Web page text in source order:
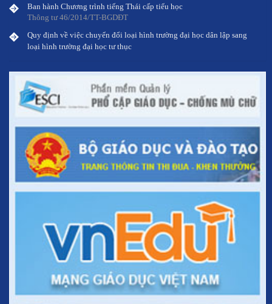
Thông tư 46/2014/TT-BGDĐT
Quy định về việc chuyển đổi loại hình trường đại học dân lập sang
loại hình trường đại học tư thục
Thông tư 45/2014/TT-BGDĐT
THCS
45/2014/TT-BGDĐT
Sở GDĐT tổ chức tập huấn mô hình trường học mới đối với lớp 6 cấp
1629/PGDĐT-CNTT - 21/10/2015
Ban hành Chương trình tiếng Thái cấp tiểu học
Thông tư 46/2014/TT-BGDĐT
Quy định về việc chuyển đổi loại hình trường đại học dân lập sang
loại hình trường đại học tư thục